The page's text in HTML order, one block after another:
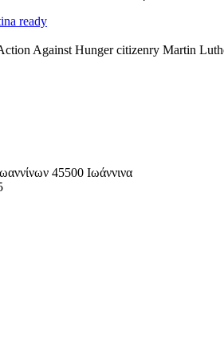
ready
Against Hunger citizenry Martin
45500 Ιωάννινα